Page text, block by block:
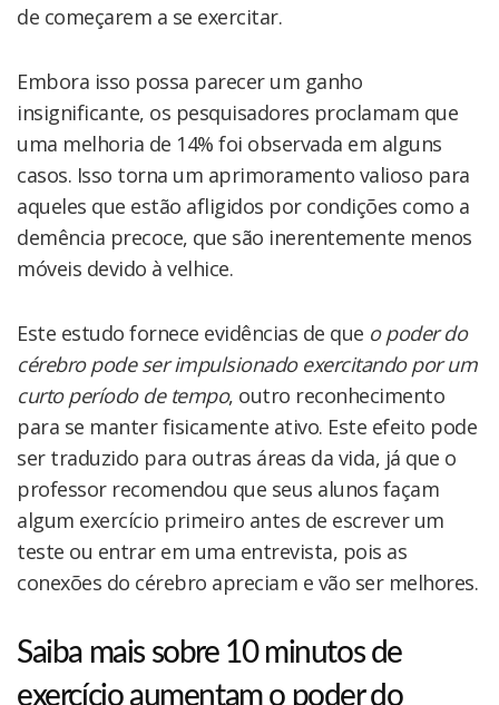
de começarem a se exercitar.
Embora isso possa parecer um ganho
insignificante, os pesquisadores proclamam que
uma melhoria de 14% foi observada em alguns
casos. Isso torna um aprimoramento valioso para
aqueles que estão afligidos por condições como a
demência precoce, que são inerentemente menos
móveis devido à velhice.
Este estudo fornece evidências de que o poder do
cérebro pode ser impulsionado exercitando por um
curto período de tempo, outro reconhecimento
para se manter fisicamente ativo. Este efeito pode
ser traduzido para outras áreas da vida, já que o
professor recomendou que seus alunos façam
algum exercício primeiro antes de escrever um
teste ou entrar em uma entrevista, pois as
conexões do cérebro apreciam e vão ser melhores.
Saiba mais sobre 10 minutos de
exercício aumentam o poder do